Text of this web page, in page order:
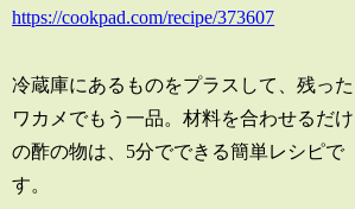
https://cookpad.com/recipe/373607
冷蔵庫にあるものをプラスして、残った
ワカメでもう一品。材料を合わせるだけ
の酢の物は、5分でできる簡単レシピで
す。